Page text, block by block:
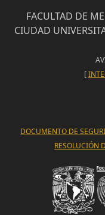
FACULTAD DE
CIUDAD
[
DOCUMENTO DE
RESOLUCIÓN